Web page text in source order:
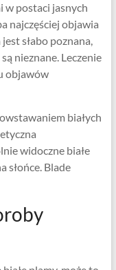
w postaci jasnych
najczęściej objawia
słabo poznana,
nieznane. Leczenie
objawów
białych
widoczne białe
słońce. Blade